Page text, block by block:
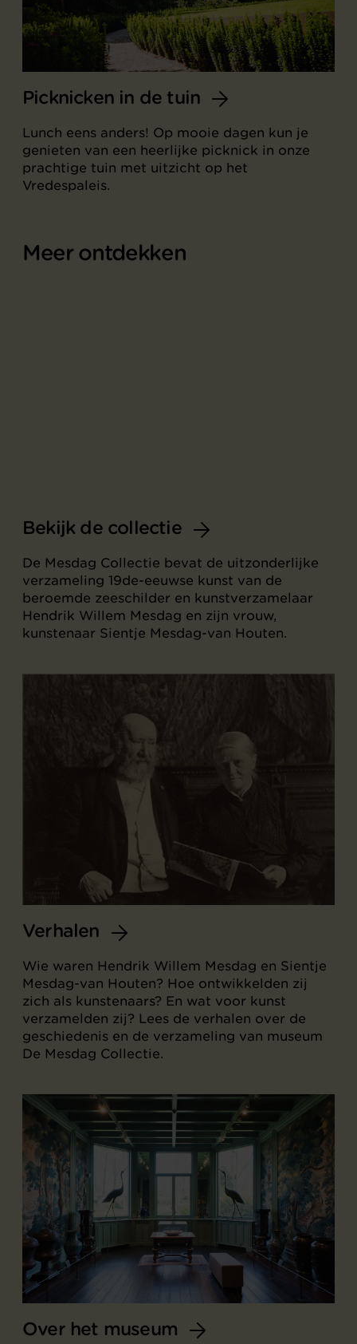
Picknicken in de tuin
Lunch eens anders! Op mooie dagen kun je
genieten van een heerlijke picknick in onze
prachtige tuin met uitzicht op het
Vredespaleis.
Meer ontdekken
Bekijk de collectie
De Mesdag Collectie bevat de uitzonderlijke
verzameling 19de-eeuwse kunst van de
beroemde zeeschilder en kunstverzamelaar
Hendrik Willem Mesdag en zijn vrouw,
kunstenaar Sientje Mesdag-van Houten.
Verhalen
Wie waren Hendrik Willem Mesdag en Sientje
Mesdag-van Houten? Hoe ontwikkelden zij
zich als kunstenaars? En wat voor kunst
verzamelden zij? Lees de verhalen over de
geschiedenis en de verzameling van museum
De Mesdag Collectie.
Over het museum